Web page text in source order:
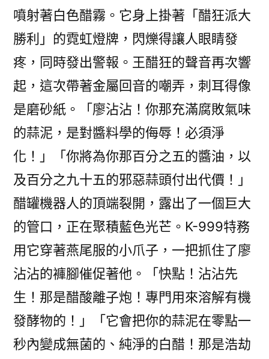
噴射著白色醋霧。它身上掛著「醋狂派大
勝利」的霓虹燈牌，閃爍得讓人眼睛發
疼，同時發出警報。王醋狂的聲音再次響
起，這次帶著金屬回音的嘲弄，刺耳得像
是磨砂紙。「廖沾沾！你那充滿腐敗氣味
的蒜泥，是對醬料學的侮辱！必須淨
化！」「你將為你那百分之五的醬油，以
及百分之九十五的邪惡蒜頭付出代價！」
醋罐機器人的頂端裂開，露出了一個巨大
的管口，正在聚積藍色光芒。K-999特務
用它穿著燕尾服的小爪子，一把抓住了廖
沾沾的褲腳催促著他。「快點！沾沾先
生！那是醋酸離子炮！專門用來溶解有機
發酵物的！」「它會把你的蒜泥在零點一
秒內變成無菌的、純淨的白醋！那是浩劫